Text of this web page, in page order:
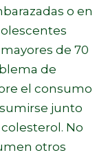
o en
de 70
de
el consumo
junto
No
otros